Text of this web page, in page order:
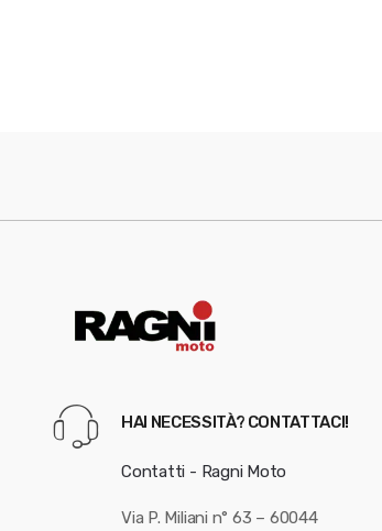
HAI NECESSITÀ? CONTATTACI!
Contatti - Ragni Moto
Via P. Miliani n° 63 – 60044